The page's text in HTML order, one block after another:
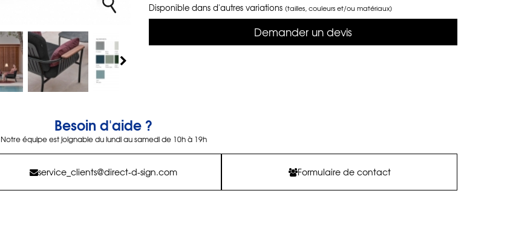
Disponible dans d'autres variations (tailles, couleurs et/ou matériaux)
Demander un devis
Besoin d'aide ?
Notre équipe est joignable du lundi au samedi de 10h à 19h
service_clients@direct-d-sign.com Formulaire de contact